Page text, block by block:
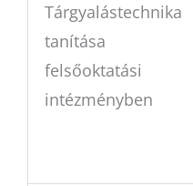
Tárgyalástechnika
tanítása
felsőoktatási
intézményben